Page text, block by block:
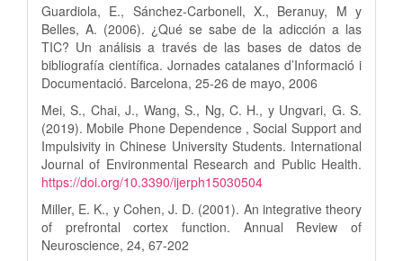
Guardiola, E., Sánchez-Carbonell, X., Beranuy, M y
Belles, A. (2006). ¿Qué se sabe de la adicción a las
TIC? Un análisis a través de las bases de datos de
bibliografía científica. Jornades catalanes d’Informació i
Documentació. Barcelona, 25-26 de mayo, 2006
Mei, S., Chai, J., Wang, S., Ng, C. H., y Ungvari, G. S.
(2019). Mobile Phone Dependence , Social Support and
Impulsivity in Chinese University Students. International
Journal of Environmental Research and Public Health.
https://doi.org/10.3390/ijerph15030504
Miller, E. K., y Cohen, J. D. (2001). An integrative theory
of prefrontal cortex function. Annual Review of
Neuroscience, 24, 67-202